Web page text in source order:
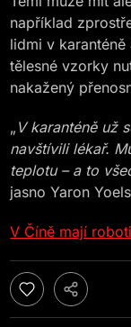
například
lidmi v
tělesné vzorky
nakažený
„ V karanténě už
navštívili lékař.
teplotu – a to
jasno Yaron
V Číně mají